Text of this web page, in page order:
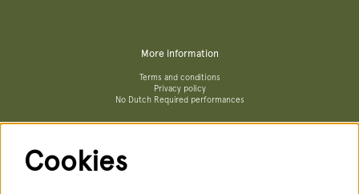
More information
Terms and conditions
Privacy policy
No Dutch Required performances
Cookies